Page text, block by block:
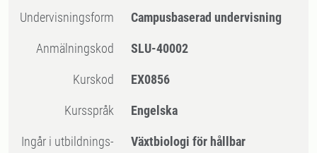
Undervisningsform Campusbaserad undervisning
Anmälningskod SLU-40002
Kurskod EX0856
Kursspråk Engelska
Ingår i utbildnings-
Växtbiologi för hållbar